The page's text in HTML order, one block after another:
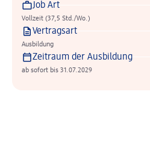
Job Art
Vollzeit (37,5 Std./Wo.)
Vertragsart
Ausbildung
Zeitraum der Ausbildung
ab sofort bis 31.07.2029